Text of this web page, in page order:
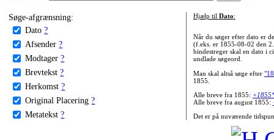
Søge-afgrænsning:
Dato ?
Afsender ?
Modtager ?
Brevtekst ?
Herkomst ?
Original Placering ?
Metatekst ?
Hjælp til Dato:
Når du søger efter dato er
(f.eks. er 1855-08-02 den
bindestreger skal en dato i
undlade søgeord.
Man skal altså søge efter
1855.
Alle breve fra 1855:
Alle breve fra august 1855:
Det er på nuværende